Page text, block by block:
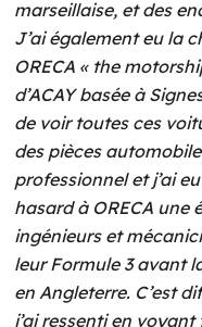
marseillaise, et des
J’ai également eu la
ORECA « the
d’ACAY basée à
de voir toutes ces
des pièces
professionnel et j’ai
hasard à ORECA une
ingénieurs et
leur Formule 3 avant
en Angleterre. C’est
j’ai ressenti en